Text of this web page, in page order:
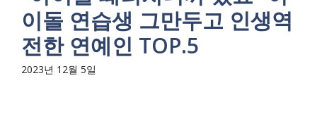
이돌 연습생 그만두고 인생역
전한 연예인 TOP.5
2023년 12월 5일